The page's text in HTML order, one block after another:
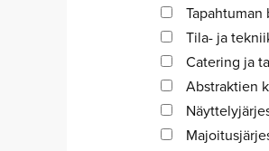
Tila- ja
Catering ja
Abstraktien